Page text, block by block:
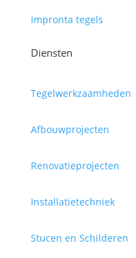
Impronta tegels
Diensten
Tegelwerkzaamheden
Afbouwprojecten
Renovatieprojecten
Installatietechniek
Stucen en Schilderen